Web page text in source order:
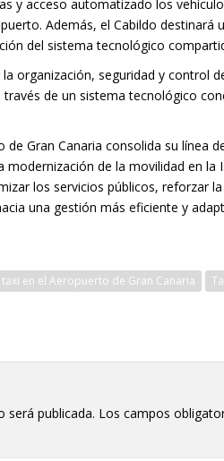
y acceso automatizado los
Además, el Cabildo destinará
del sistema tecnológico
organización, seguridad y control
de un sistema tecnológico
de Gran Canaria consolida su línea
modernización de la movilidad en la
los servicios públicos, reforzar
una gestión más eficiente y
taxi en el Aeropuerto de Gran Canaria
será publicada. Los campos